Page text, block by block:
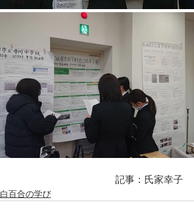
記事：氏家幸子
白百合の学び